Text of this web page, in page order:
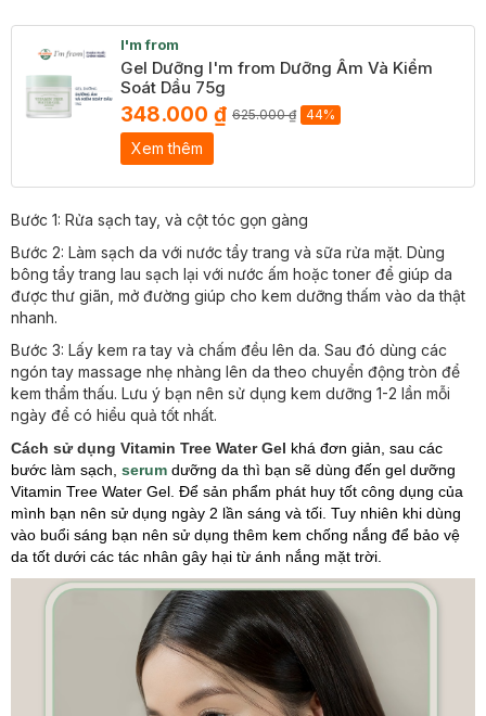
I'm from
Gel Dưỡng I'm from Dưỡng Ẩm Và Kiểm
Soát Dầu 75g
348.000 ₫ 625.000 ₫ 44%
Xem thêm
Bước 1: Rửa sạch tay, và cột tóc gọn gàng
Bước 2: Làm sạch da với nước tẩy trang và sữa rửa mặt. Dùng
bông tẩy trang lau sạch lại với nước ấm hoặc toner để giúp da
được thư giãn, mở đường giúp cho kem dưỡng thấm vào da thật
nhanh.
Bước 3: Lấy kem ra tay và chấm đều lên da. Sau đó dùng các
ngón tay massage nhẹ nhàng lên da theo chuyển động tròn để
kem thẩm thấu. Lưu ý bạn nên sử dụng kem dưỡng 1-2 lần mỗi
ngày để có hiểu quả tốt nhất.
Cách sử dụng Vitamin Tree Water Gel khá đơn giản, sau các
bước làm sạch, serum dưỡng da thì bạn sẽ dùng đến gel dưỡng
Vitamin Tree Water Gel. Để sản phẩm phát huy tốt công dụng của
mình bạn nên sử dụng ngày 2 lần sáng và tối. Tuy nhiên khi dùng
vào buổi sáng bạn nên sử dụng thêm kem chống nắng để bảo vệ
da tốt dưới các tác nhân gây hại từ ánh nắng mặt trời.